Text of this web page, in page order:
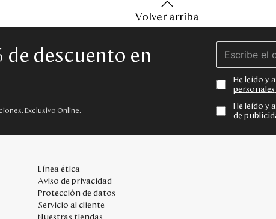
Volver arriba
de descuento en
Exclusivo Online.
He leído y
personales
He leído y
de
Línea ética
Aviso de privacidad
Protección de datos
Servicio al cliente
Nuestras tiendas